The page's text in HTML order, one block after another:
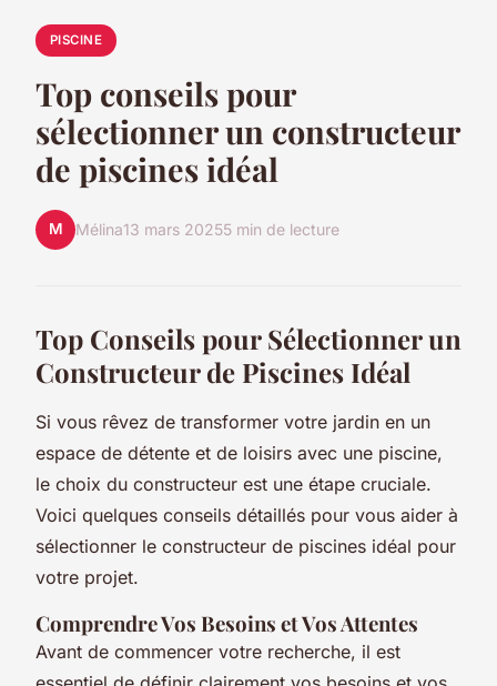
PISCINE
Top conseils pour
sélectionner un constructeur
de piscines idéal
M Mélina13 mars 20255 min de lecture
Top Conseils pour Sélectionner un
Constructeur de Piscines Idéal
Si vous rêvez de transformer votre jardin en un
espace de détente et de loisirs avec une piscine,
le choix du constructeur est une étape cruciale.
Voici quelques conseils détaillés pour vous aider à
sélectionner le constructeur de piscines idéal pour
votre projet.
Comprendre Vos Besoins et Vos Attentes
Avant de commencer votre recherche, il est